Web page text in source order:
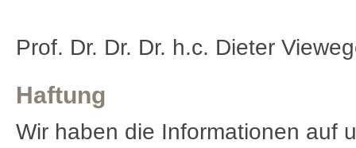
Prof. Dr. Dr. Dr. h.c. Dieter
Haftung
Wir haben die Informationen auf